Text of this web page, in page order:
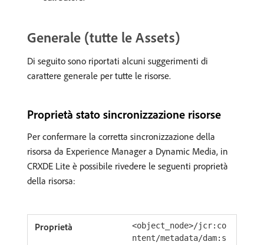
Generale (tutte le Assets)
Di seguito sono riportati alcuni suggerimenti di
carattere generale per tutte le risorse.
Proprietà stato sincronizzazione risorse
Per confermare la corretta sincronizzazione della
risorsa da Experience Manager a Dynamic Media, in
CRXDE Lite è possibile rivedere le seguenti proprietà
della risorsa:
<object_node>/jcr:co
ntent/metadata/dam:s